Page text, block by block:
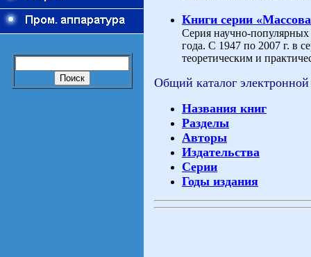
Книги серии
Серия научно-
года. С 1947 по 2007 г. в
теоретическим и
Общий каталог
Названия книг
Разделы
Авторы
Издательства
Серии
Годы издания